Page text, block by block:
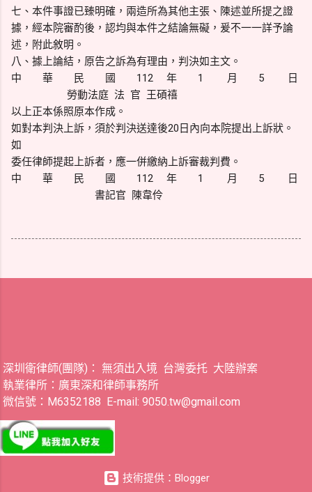
七、本件事證已臻明確，兩造所為其他主張、陳述並所提之證
據，經本院審酌後，認均與本件之結論無礙，爰不一一詳予論
述，附此敘明。
八、據上論結，原告之訴為有理由，判決如主文。
中 華 民 國 112 年 1 月 5 日
勞動法庭 法 官 王碩禧
以上正本係照原本作成。
如對本判決上訴，須於判決送達後20日內向本院提出上訴狀。
如
委任律師提起上訴者，應一併繳納上訴審裁判費。
中 華 民 國 112 年 1 月 5 日
書記官 陳韋伶
深圳衛律師(團隊)： 無須出入境 台灣委托 大陸辦案
執業律所：廣東深和律師事務所
微信號：M6352188 E-mail: 9050.tw@gmail.com
技術提供：Blogger